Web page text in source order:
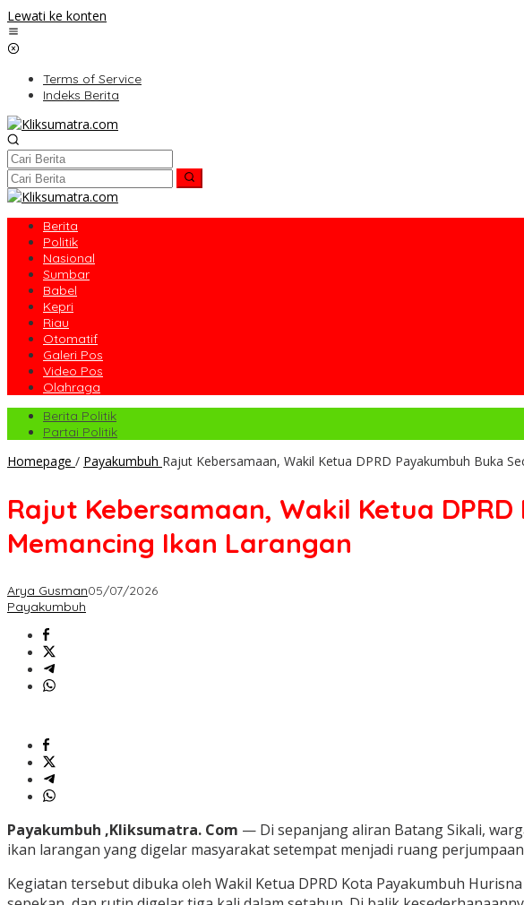
Lewati ke konten
Terms of Service
Indeks Berita
Berita
Politik
Nasional
Sumbar
Babel
Kepri
Riau
Otomatif
Galeri Pos
Video Pos
Olahraga
Berita Politik
Partai Politik
Homepage / Payakumbuh Rajut Kebersamaan, Wakil Ketua DPRD Payakumbuh Buka
Rajut Kebersamaan, Wakil Ketua
Memancing Ikan Larangan
Arya Gusman05/07/2026
Payakumbuh
Payakumbuh ,Kliksumatra. Com — Di sepanjang aliran Batang Sikali,
ikan larangan yang digelar masyarakat setempat menjadi ruang
Kegiatan tersebut dibuka oleh Wakil Ketua DPRD Kota Payakumbuh